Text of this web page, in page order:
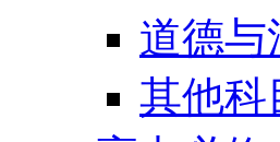
道德与
其他科